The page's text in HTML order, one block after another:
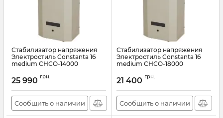
Стабилизатор напряжения
Электростиль Constanta 16
medium СНСО-14000
25 990 грн.
Сообщить о наличии
Стабилизатор напряжения
Электростиль Constanta 16
medium СНСО-18000
21 400 грн.
Сообщить о наличии